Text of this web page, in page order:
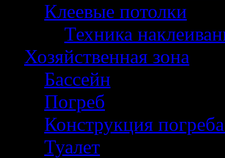
Клеевые потолки
Техника
Хозяйственная зона
Бассейн
Погреб
Конструкция
Туалет